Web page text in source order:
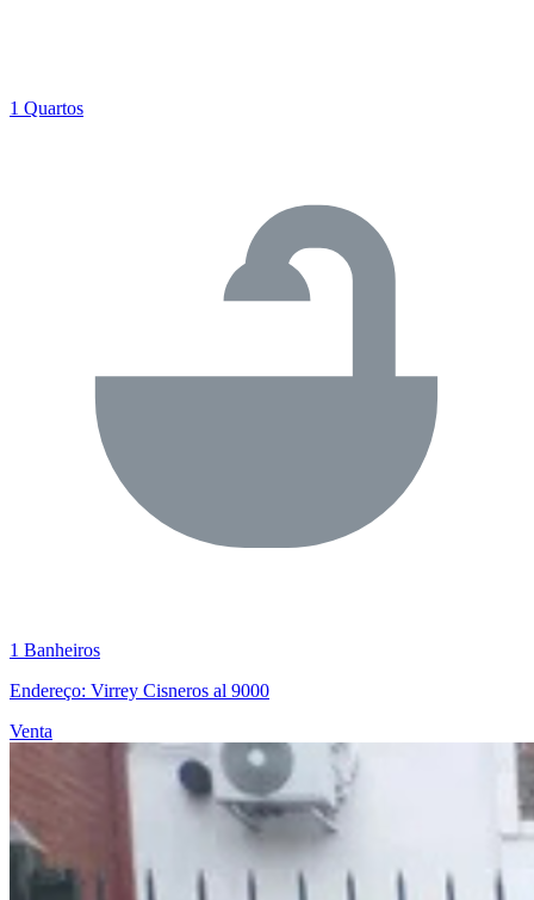
1 Quartos
1 Banheiros
Endereço: Virrey Cisneros al 9000
Venta